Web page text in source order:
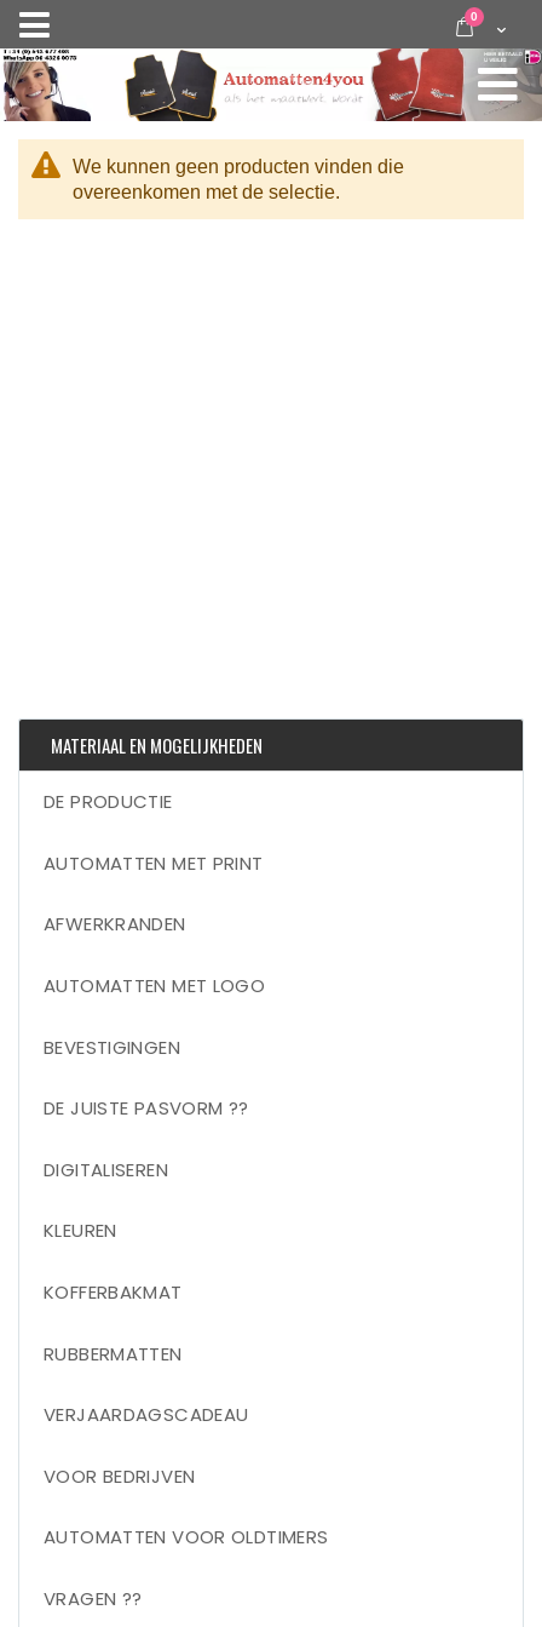
Nav
activeren
door
inhoud
Cart
0 items
We kunnen geen producten vinden die
overeenkomen met de selectie.
MATERIAAL EN MOGELIJKHEDEN
DE PRODUCTIE
AUTOMATTEN MET PRINT
AFWERKRANDEN
AUTOMATTEN MET LOGO
BEVESTIGINGEN
DE JUISTE PASVORM ??
DIGITALISEREN
KLEUREN
KOFFERBAKMAT
RUBBERMATTEN
VERJAARDAGSCADEAU
VOOR BEDRIJVEN
AUTOMATTEN VOOR OLDTIMERS
VRAGEN ??